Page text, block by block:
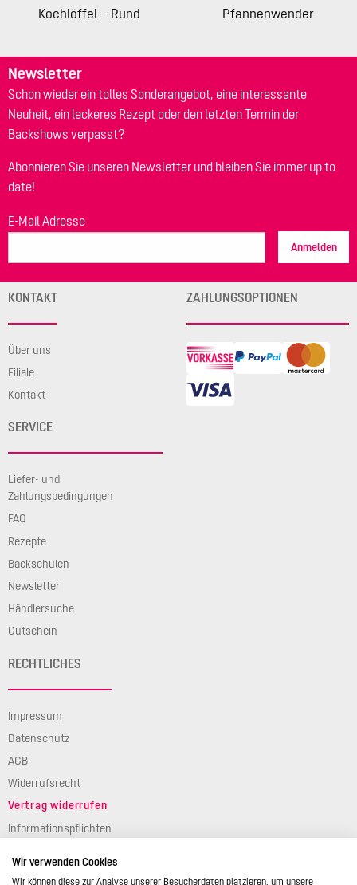
Kochlöffel – Rund Pfannenwender
Newsletter
Schon wieder ein tolles Sonderangebot, eine interessante
Neuheit, ein leckeres Rezept oder den letzten Termin der
Backshows verpasst?
Abonnieren Sie unseren Newsletter und bleiben Sie immer up to
date!
E-Mail Adresse
Anmelden
KONTAKT
Über uns
Filiale
Kontakt
SERVICE
Liefer- und
Zahlungsbedingungen
FAQ
Rezepte
Backschulen
Newsletter
Händlersuche
Gutschein
RECHTLICHES
Impressum
Datenschutz
AGB
Widerrufsrecht
Vertrag widerrufen
Informationspflichten
ZAHLUNGSOPTIONEN
Wir verwenden Cookies
Wir können diese zur Analyse unserer Besucherdaten platzieren, um unsere